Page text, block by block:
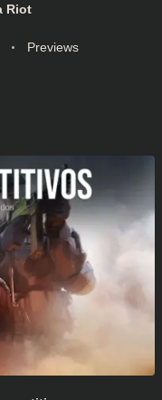
Riot
Previews